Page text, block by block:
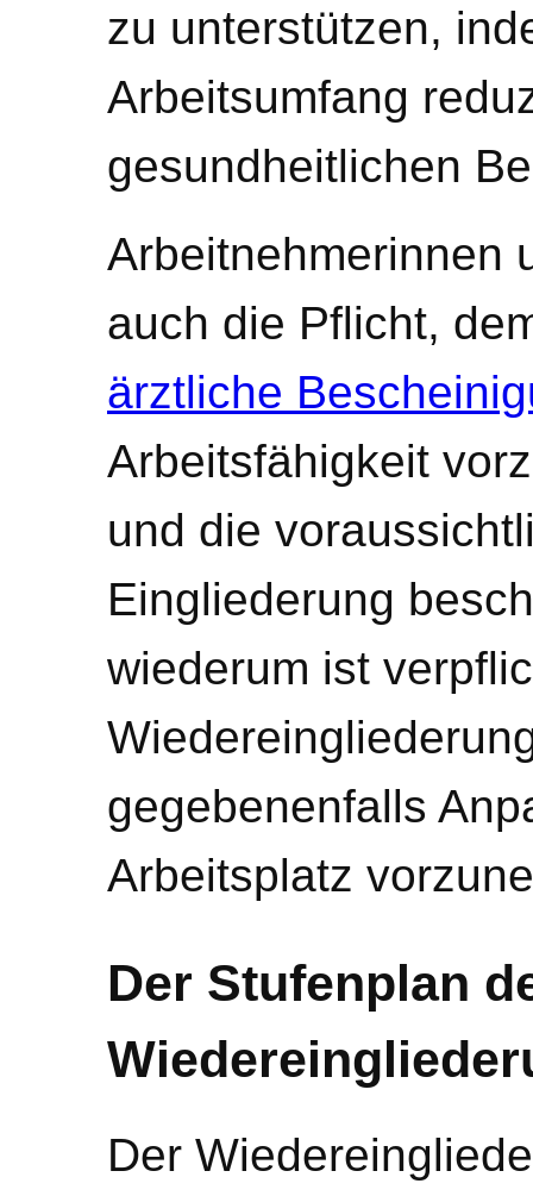
zu unterstützen,
Arbeitsumfang
gesundheitlichen
Arbeitnehmerinnen
auch die Pflicht,
ärztliche
Arbeitsfähigkeit
und die
Eingliederung
wiederum ist
gegebenenfalls
Arbeitsplatz
Der Stufenplan
Der